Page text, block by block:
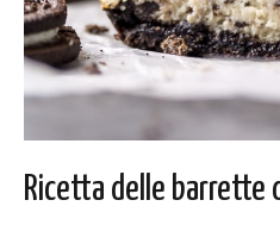
Ricetta delle barrette